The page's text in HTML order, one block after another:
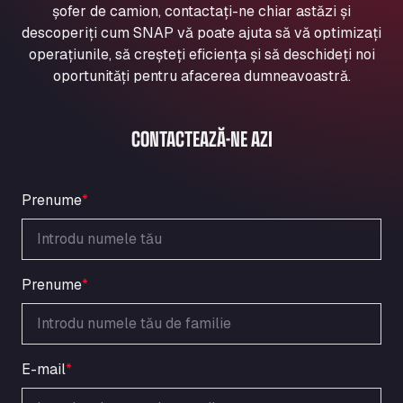
Aqua Ariva GmbH
Marie-Curie-Straße 24, 68219
Aral Autohof Bockel
An der Autobahn 1, 27404
Oppelner Str. 1, 31167
ARAL Autohof Merklingen
ARAL Autohof Preis
ARAL Tankstelle - XXL Truckwash.de
Obernburger Str. 127, 63811
Ardleigh South Services
a120 westbound, CO77SL
Area 47 Hermanos Rico
Autovia A4 km 47, 28300
șofer de camion, contactați-ne chiar astăzi și
descoperiți cum SNAP vă poate ajuta să vă optimizați
operațiunile, să creșteți eficiența și să deschideți noi
oportunități pentru afacerea dumneavoastră.
CONTACTEAZĂ-NE AZI
Prenume*
Prenume*
E-mail*